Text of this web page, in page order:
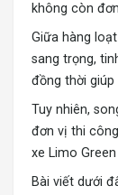
không còn
Giữa hàng
sang trọng,
đồng thời
Tuy nhiên,
đơn vị thi
xe Limo
Bài viết dưới